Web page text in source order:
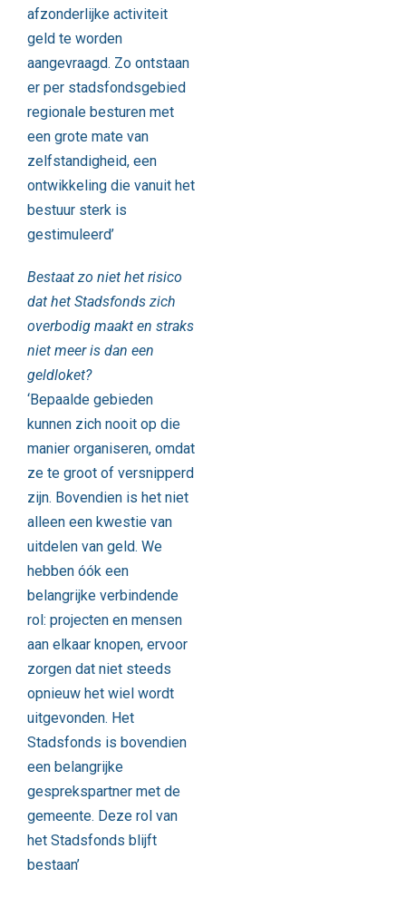
afzonderlijke activiteit
geld te worden
aangevraagd. Zo ontstaan
er per stadsfondsgebied
regionale besturen met
een grote mate van
zelfstandigheid, een
ontwikkeling die vanuit het
bestuur sterk is
gestimuleerd’
Bestaat zo niet het risico
dat het Stadsfonds zich
overbodig maakt en straks
niet meer is dan een
geldloket?
‘Bepaalde gebieden
kunnen zich nooit op die
manier organiseren, omdat
ze te groot of versnipperd
zijn. Bovendien is het niet
alleen een kwestie van
uitdelen van geld. We
hebben óók een
belangrijke verbindende
rol: projecten en mensen
aan elkaar knopen, ervoor
zorgen dat niet steeds
opnieuw het wiel wordt
uitgevonden. Het
Stadsfonds is bovendien
een belangrijke
gesprekspartner met de
gemeente. Deze rol van
het Stadsfonds blijft
bestaan’